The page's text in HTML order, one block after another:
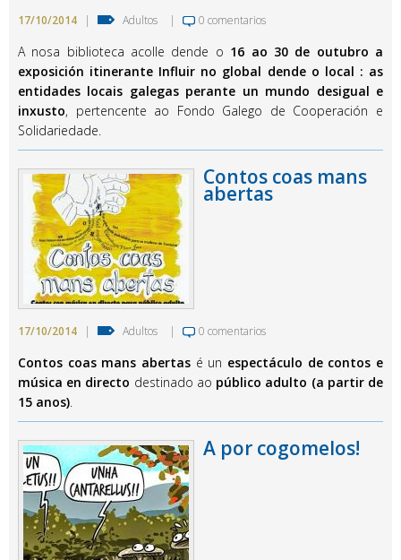
17/10/2014 | Adultos | 0 comentarios
A nosa biblioteca acolle dende o 16 ao 30 de outubro a
exposición itinerante Influir no global dende o local : as
entidades locais galegas perante un mundo desigual e
inxusto, pertencente ao Fondo Galego de Cooperación e
Solidariedade.
Contos coas mans
abertas
17/10/2014 | Adultos | 0 comentarios
Contos coas mans abertas é un espectáculo de contos e
música en directo destinado ao público adulto (a partir de
15 anos).
A por cogomelos!